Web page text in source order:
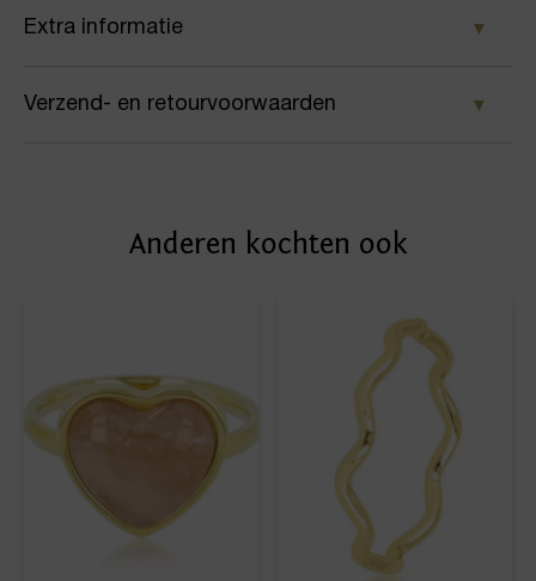
Extra informatie
Kleur
Statement ringen
Verzend- en retourvoorwaarden
afleveradres. Voor geplaatste bestellingen geldt bij
Anderen kochten ook